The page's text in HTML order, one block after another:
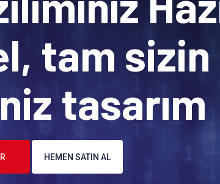
tam sizin
tasarım
HEMEN SATIN AL